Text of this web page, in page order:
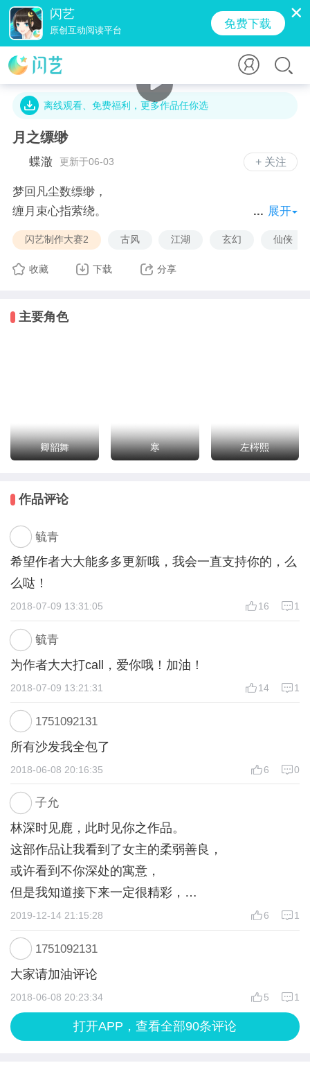
闪艺
原创互动阅读平台 免费下载
5.2万字 · 5.5万人气 · 98.8M · 5570贡献值
离线观看、免费福利，更多作品任你选
月之缥缈
+ 关注
蝶澈 更新于06-03
梦回凡尘数缥缈，
缠月束心指萦绕。
沧海日暮雾霭霭，
銮铃白裳玉纤纤。
我曾以为世人皆善者，直到后来我才知道并非如此。
人有好坏之分，而人心的丑陋莫过于他们最大的欲望。
语气里却又渗透着一分欢喜，
为何会如此......
蹁跹的花瓣在飞扬；
这一路的所见所闻都在告诉我，
事情并没有那么简单，
一切都只是刚刚开始......
版权说明：
剧本/制作：蝶澈
UI：一辈子是多久
立绘授权：【犀峰阁】九宵、【闪艺素材店】金鱼、
【弱水三千】云笙
音乐授权：【闪艺素材店】KOKI、【无问音乐】伍阳w
y、【北连天朝】落汐
道具/背景授权：【弱水三千】酒酒、【喵样年华】肖
恩、七七酱【云海阁立绘素材店铺】奇奇、【闪艺素材
店】旧时明月、阿羽君、珊骨、火精灵、爱吃鱼的喵
喵、直觉、炽火、撞破南墙不回头、新颖、月照、沉
塘、流蕴肆酒
部分素材来源于素材库，鸣谢！
展开
闪艺制作大赛2 古风 江湖 玄幻 仙侠
收藏 下载 分享
主要角色
卿韶舞 寒 左梣熙
作品评论
毓青
希望作者大大能多多更新哦，我会一直支持你的，么
么哒！
1
16
2018-07-09 13:31:05
毓青
为作者大大打call，爱你哦！加油！
1
14
2018-07-09 13:21:31
1751092131
所有沙发我全包了
0
6
2018-06-08 20:16:35
子允
林深时见鹿，此时见你之作品。
这部作品让我看到了女主的柔弱善良，
或许看到不你深处的寓意，
但是我知道接下来一定很精彩，
期待大大的更新，
1
6
2019-12-14 21:15:28
1751092131
大家请加油评论
1
5
2018-06-08 20:23:34
打开APP，查看全部90条评论